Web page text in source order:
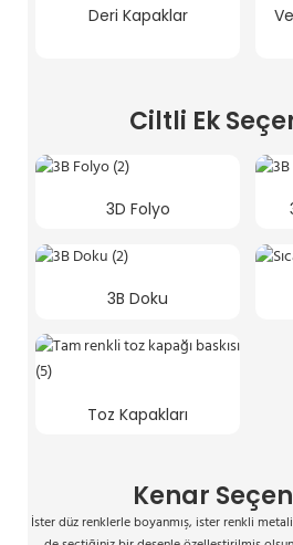
Deri Kapaklar
Ciltli Ek
3D Folyo
3B Doku
Toz Kapakları
Kenar
İster düz renklerle boyanmış, ister renkli